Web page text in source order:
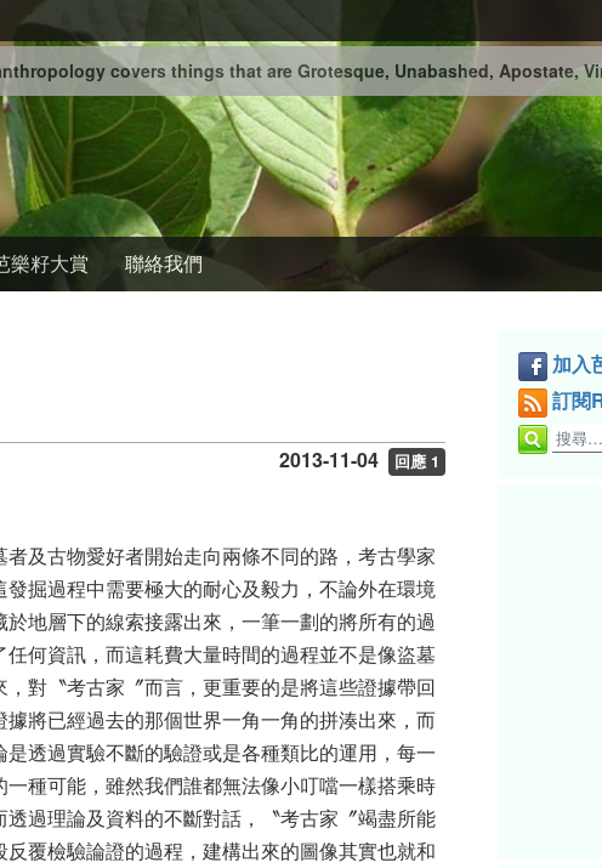
covers things that are Grotesque, Unabashed, Apostate,
樂籽大賞 聯絡我們
2013-11-04 回應 1
及古物愛好者開始走向兩條不同的路，考古學家
掘過程中需要極大的耐心及毅力，不論外在環境
地層下的線索接露出來，一筆一劃的將所有的過
何資訊，而這耗費大量時間的過程並不是像盜墓
對〝考古家〞而言，更重要的是將這些證據帶回
將已經過去的那個世界一角一角的拼湊出來，而
透過實驗不斷的驗證或是各種類比的運用，每一
種可能，雖然我們誰都無法像小叮噹一樣搭乘時
過理論及資料的不斷對話，〝考古家〞竭盡所能
覆檢驗論證的過程，建構出來的圖像其實也就和
加入
訂閱